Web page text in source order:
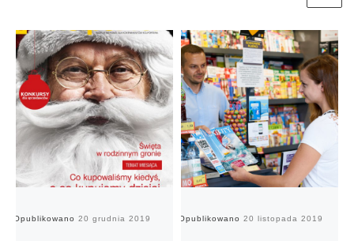
Opublikowano 20 grudnia 2019 Opublikowano 20 listopada 2019